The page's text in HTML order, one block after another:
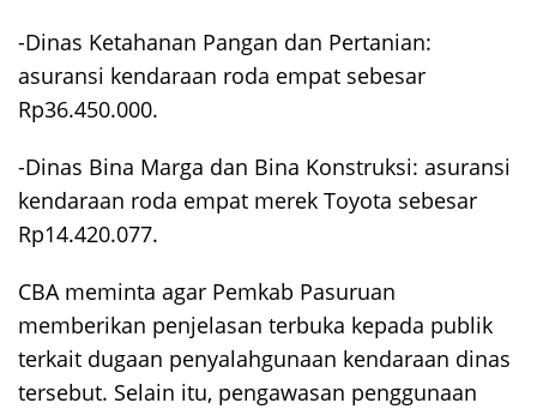
-Dinas Ketahanan Pangan dan Pertanian:
asuransi kendaraan roda empat sebesar
Rp36.450.000.
-Dinas Bina Marga dan Bina Konstruksi: asuransi
kendaraan roda empat merek Toyota sebesar
Rp14.420.077.
CBA meminta agar Pemkab Pasuruan
memberikan penjelasan terbuka kepada publik
terkait dugaan penyalahgunaan kendaraan dinas
tersebut. Selain itu, pengawasan penggunaan